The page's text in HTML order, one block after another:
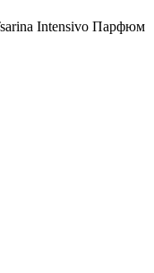
Intensivo Парфюм